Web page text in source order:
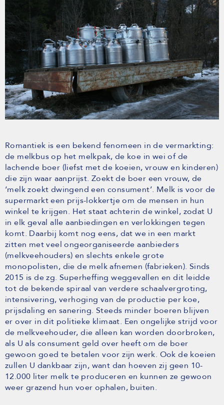
Romantiek is een bekend fenomeen in de vermarkting:
de melkbus op het melkpak, de koe in wei of de
lachende boer (liefst met de koeien, vrouw en kinderen)
die zijn waar aanprijst. Zoekt de boer een vrouw, de
‘melk zoekt dwingend een consument’. Melk is voor de
supermarkt een prijs-lokkertje om de mensen in hun
winkel te krijgen. Het staat achterin de winkel, zodat U
in elk geval alle aanbiedingen en verlokkingen tegen
komt. Daarbij komt nog eens, dat we in een markt
zitten met veel ongeorganiseerde aanbieders
(melkveehouders) en slechts enkele grote
monopolisten, die de melk afnemen (fabrieken). Sinds
2015 is de zg. Superheffing weggevallen en dit leidde
tot de bekende spiraal van verdere schaalvergroting,
intensivering, verhoging van de productie per koe,
prijsdaling en sanering. Steeds minder boeren blijven
er over in dit politieke klimaat. Een ongelijke strijd voor
de melkveehouder, die alleen kan worden doorbroken,
als U als consument geld over heeft om de boer
gewoon goed te betalen voor zijn werk. Ook de koeien
zullen U dankbaar zijn, want dan hoeven zij geen 10-
12.000 liter melk te produceren en kunnen ze gewoon
weer grazend hun voer ophalen, buiten.